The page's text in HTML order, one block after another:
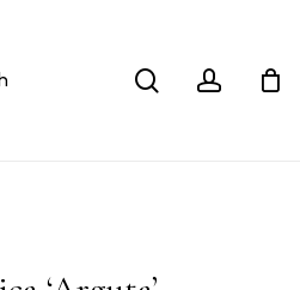
searchaccount